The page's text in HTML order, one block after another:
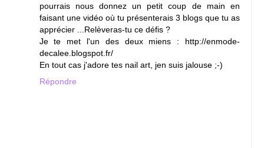
pourrais nous donnez un petit coup de main en
faisant une vidéo où tu présenterais 3 blogs que tu as
apprécier ...Relèveras-tu ce défis ?
Je te met l'un des deux miens : http://enmode-
decalee.blogspot.fr/
En tout cas j'adore tes nail art, jen suis jalouse ;-)
Répondre